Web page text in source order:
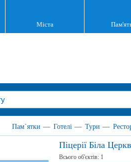
Міста
Пам`ятки — Готелі — Тури —
Піцерії Біла
Всього об'єктів: 1